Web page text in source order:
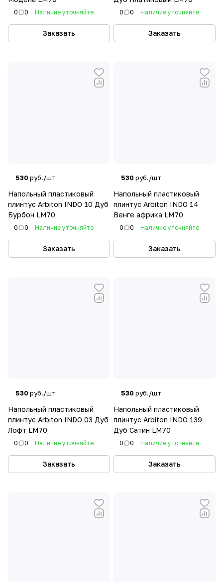
0 0 Наличие уточняйте
Заказать
0 0 Наличие уточняйте
Заказать
530 руб./шт
Напольный пластиковый
плинтус Arbiton INDO 10 Дуб
Бурбон LM70
0 0 Наличие уточняйте
Заказать
530 руб./шт
Напольный пластиковый
плинтус Arbiton INDO 14
Венге африка LM70
0 0 Наличие уточняйте
Заказать
530 руб./шт
Напольный пластиковый
плинтус Arbiton INDO 03 Дуб
Лофт LM70
0 0 Наличие уточняйте
Заказать
530 руб./шт
Напольный пластиковый
плинтус Arbiton INDO 139
Дуб Сатин LM70
0 0 Наличие уточняйте
Заказать